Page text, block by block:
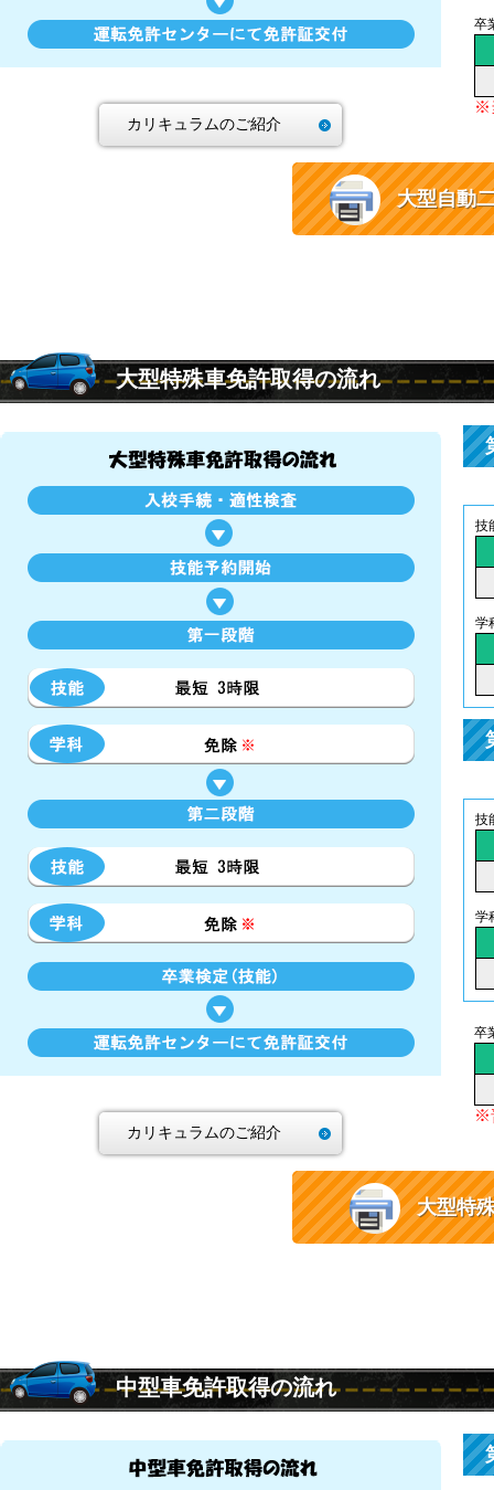
カリキュラムのご紹介
卒
※
大型自動
大型特殊車免許取得の流れ
カリキュラムのご紹介
技
学
技
学
卒
※
大型特
中型車免許取得の流れ